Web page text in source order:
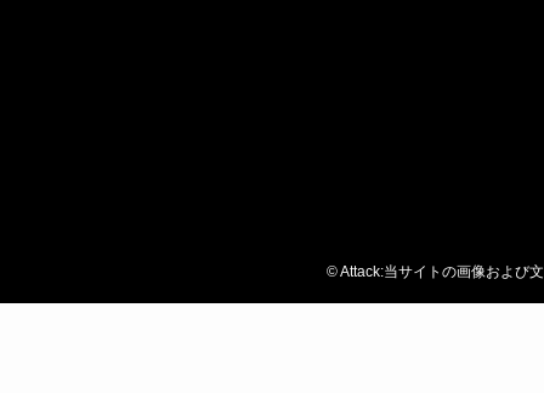
©Attack:当サイトの画像および